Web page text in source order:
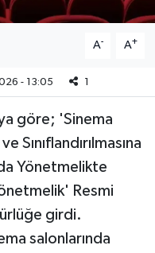
A- A+
- 13:05 1
göre; 'Sinema
Sınıflandırılmasına
Yönetmelikte
Resmi
girdi.
salonlarında